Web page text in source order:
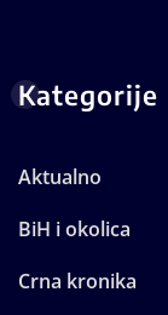
Kategorije
Aktualno
BiH i okolica
Crna kronika